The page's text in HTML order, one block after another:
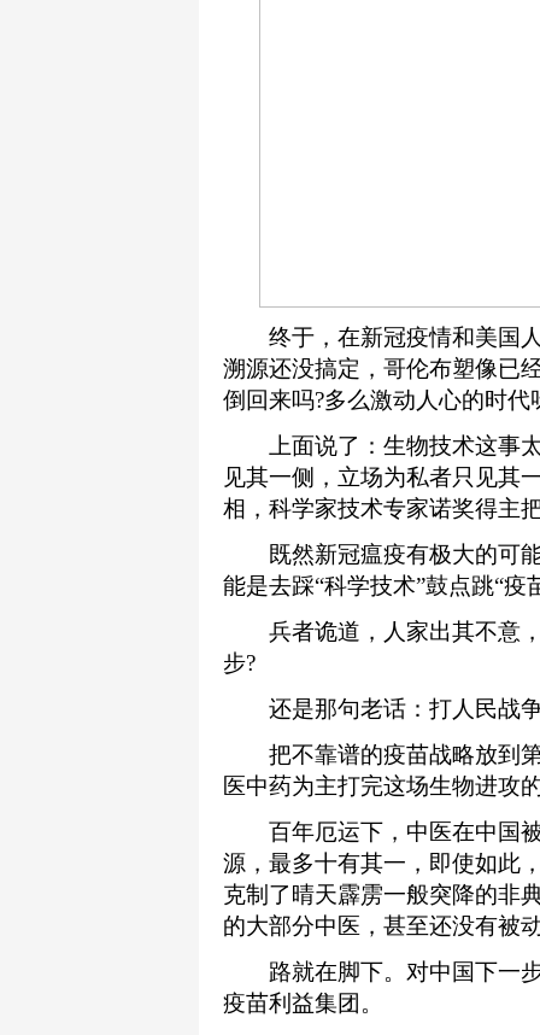
终于，在新冠疫情和美国人
溯源还没搞定，哥伦布塑像已
倒回来吗?多么激动人心的时代
上面说了：生物技术这事太
见其一侧，立场为私者只见其
相，科学家技术专家诺奖得主
既然新冠瘟疫有极大的可能
能是去踩“科学技术”鼓点跳“疫
兵者诡道，人家出其不意，
步?
还是那句老话：打人民战
把不靠谱的疫苗战略放到第
医中药为主打完这场生物进攻
百年厄运下，中医在中国被
源，最多十有其一，即使如此
克制了晴天霹雳一般突降的非
的大部分中医，甚至还没有被
路就在脚下。对中国下一步
疫苗利益集团。